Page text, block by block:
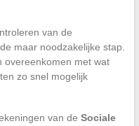
van de
maar noodzakelijke stap.
overeenkomen met wat
zo snel mogelijk
van de Sociale